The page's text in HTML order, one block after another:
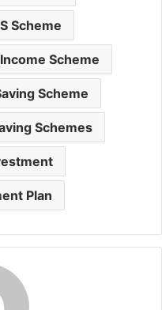
Scheme
Scheme
Scheme
Schemes
Plan